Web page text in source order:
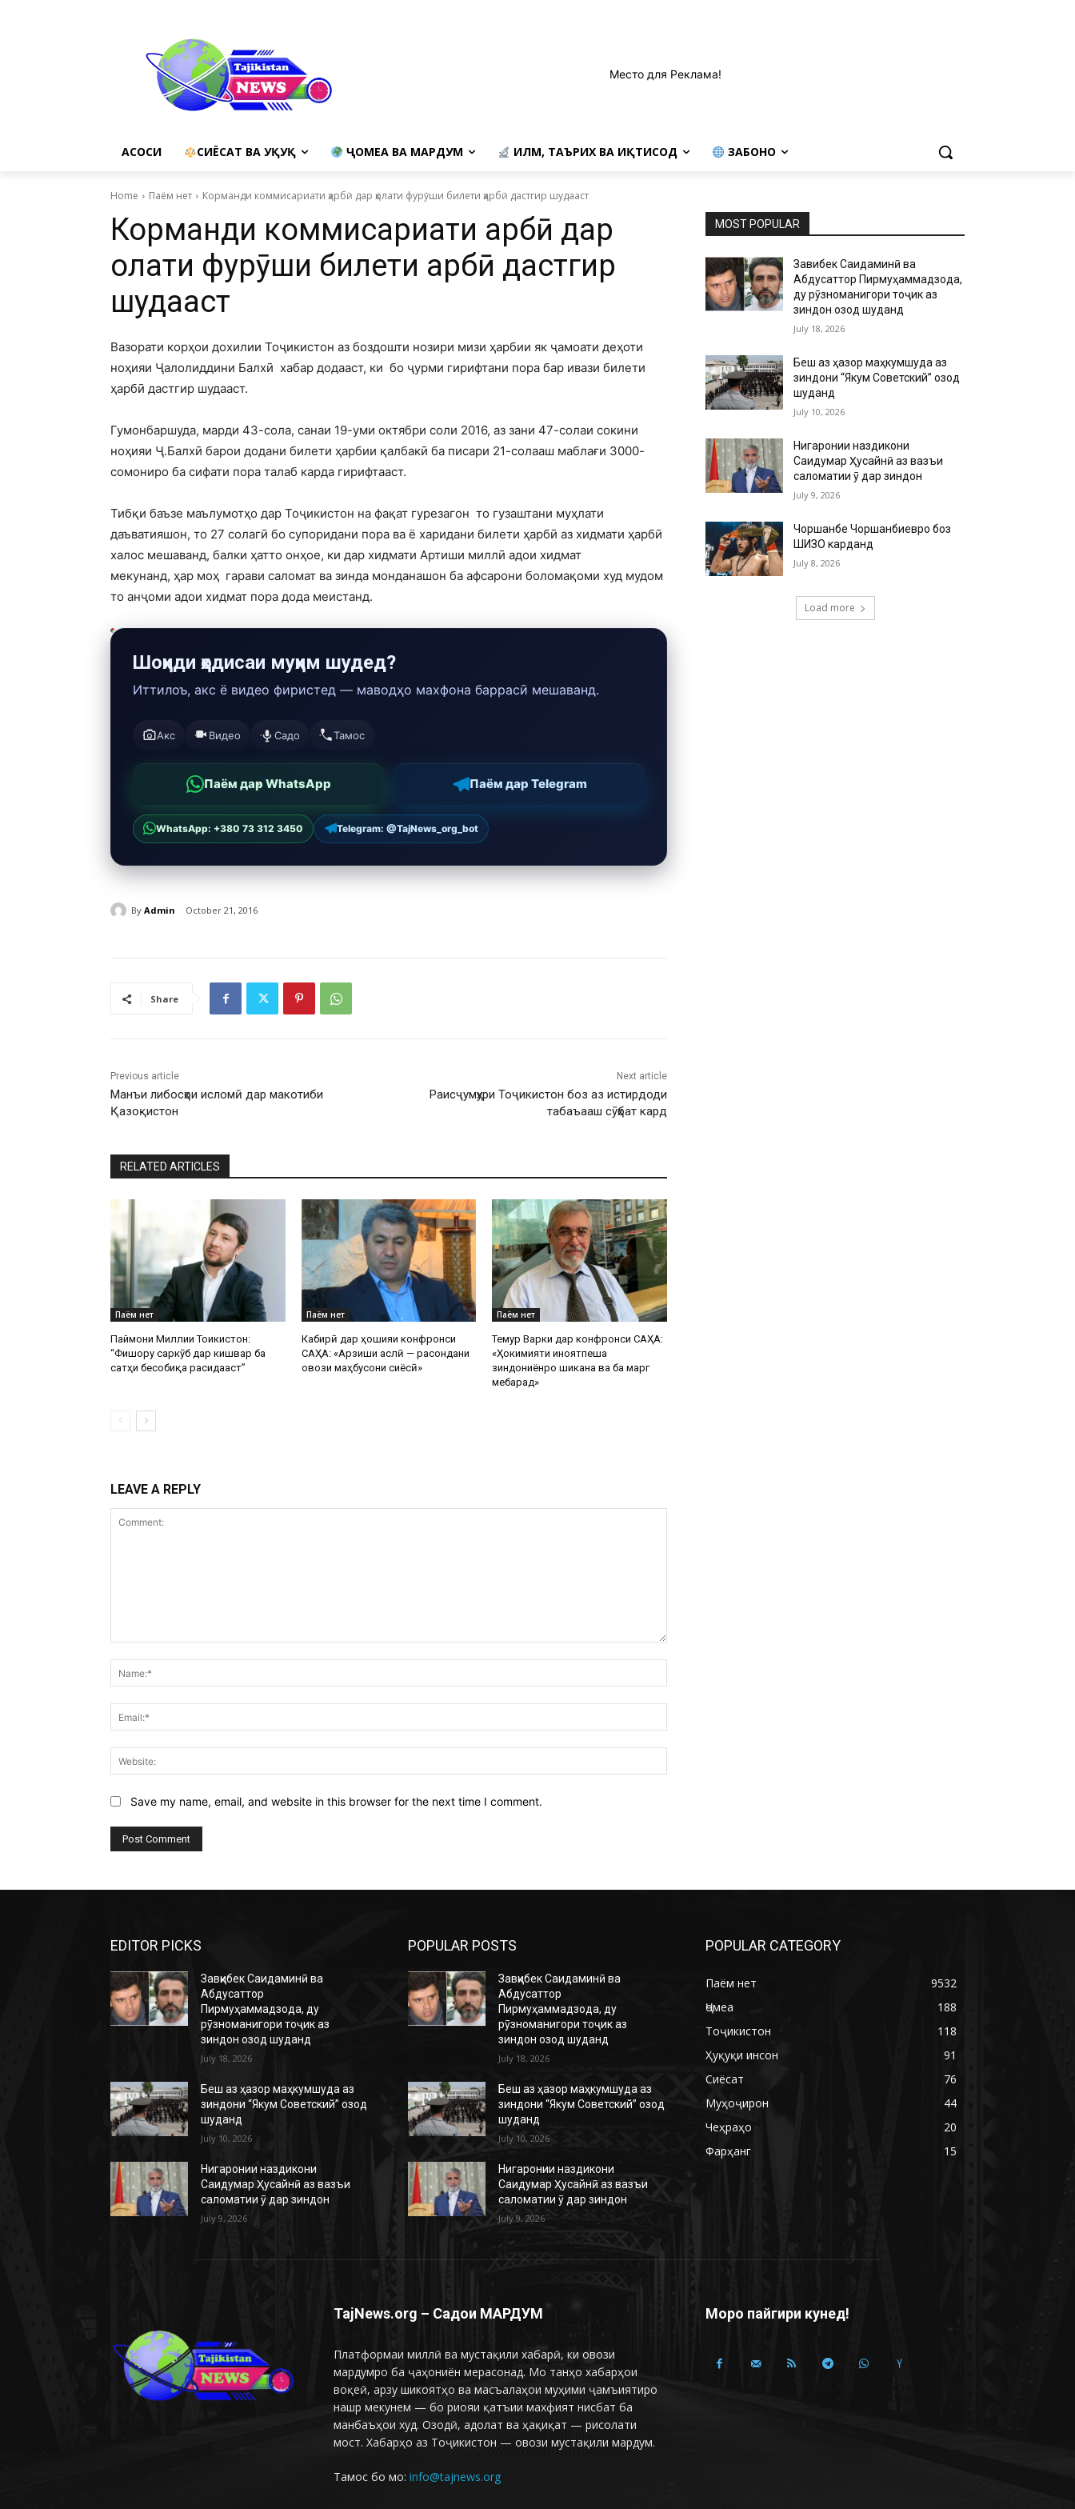
Место для Реклама!
АСОСИ СИЁСАТ ВА ҲУҚУҚ ҶОМЕА ВА МАРДУМ ИЛМ, ТАЪРИХ ВА ИҚТИСОД ЗАБОНҲО
Home Паём нет Корманди коммисариати ҳарбӣ дар ҳолати фурӯши билети ҳарбӣ дастгир шудааст
Корманди коммисариати ҳарбӣ дар
ҳолати фурӯши билети ҳарбӣ дастгир
шудааст
Вазорати корҳои дохилии Тоҷикистон аз боздошти нозири мизи ҳарбии як ҷамоати деҳоти
ноҳияи Ҷалолиддини Балхӣ хабар додааст, ки бо ҷурми гирифтани пора бар ивази билети
ҳарбӣ дастгир шудааст.
Гумонбаршуда, марди 43-сола, санаи 19-уми октябри соли 2016, аз зани 47-солаи сокини
ноҳияи Ҷ.Балхӣ барои додани билети ҳарбии қалбакӣ ба писари 21-солааш маблағи 3000-
сомониро ба сифати пора талаб карда гирифтааст.
Тибқи баъзе маълумотҳо дар Тоҷикистон на фақат гурезагон то гузаштани муҳлати
даъватияшон, то 27 солагӣ бо супоридани пора ва ё харидани билети ҳарбӣ аз хидмати ҳарбӣ
халос мешаванд, балки ҳатто онҳое, ки дар хидмати Артиши миллӣ адои хидмат
мекунанд, ҳар моҳ гарави саломат ва зинда монданашон ба афсарони боломақоми худ мудом
то анҷоми адои хидмат пора дода меистанд.
Шоҳиди ҳодисаи муҳим шудед?
Иттилоъ, акс ё видео фиристед — маводҳо махфона баррасӣ мешаванд.
Акс Видео Садо Тамос
Паём дар WhatsApp Паём дар Telegram
WhatsApp: +380 73 312 3450 Telegram: @TajNews_org_bot
By Admin October 21, 2016
Share
Previous article
Манъи либосҳои исломӣ дар макотиби
Қазоқистон
Next article
Раисҷумҳури Тоҷикистон боз аз истирдоди
табаъааш сӯҳбат кард
RELATED ARTICLES
Паём нет
Паймони Миллии Тоҷикистон:
“Фишору саркӯб дар кишвар ба
сатҳи бесобиқа расидааст”
Паём нет
Кабирӣ дар ҳошияи конфронси
САҲА: «Арзиши аслӣ — расондани
овози маҳбусони сиёсӣ»
Паём нет
Темур Варки дар конфронси САҲА:
«Ҳокимияти ҷиноятпеша
зиндониёнро шиканҷа ва ба марг
мебарад»
LEAVE A REPLY
Save my name, email, and website in this browser for the next time I comment.
MOST POPULAR
Завқибек Саидаминӣ ва
Абдусаттор Пирмуҳаммадзода,
ду рӯзноманигори тоҷик аз
зиндон озод шуданд
July 18, 2026
Беш аз ҳазор маҳкумшуда аз
зиндони “Якум Советский” озод
шуданд
July 10, 2026
Нигаронии наздикони
Саидумар Ҳусайнӣ аз вазъи
саломатии ӯ дар зиндон
July 9, 2026
Чоршанбе Чоршанбиевро боз
ШИЗО карданд
July 8, 2026
Load more
EDITOR PICKS
Завқибек Саидаминӣ ва
Абдусаттор
Пирмуҳаммадзода, ду
рӯзноманигори тоҷик аз
зиндон озод шуданд
July 18, 2026
Беш аз ҳазор маҳкумшуда аз
зиндони “Якум Советский” озод
шуданд
July 10, 2026
Нигаронии наздикони
Саидумар Ҳусайнӣ аз вазъи
саломатии ӯ дар зиндон
July 9, 2026
POPULAR POSTS
Завқибек Саидаминӣ ва
Абдусаттор
Пирмуҳаммадзода, ду
рӯзноманигори тоҷик аз
зиндон озод шуданд
July 18, 2026
Беш аз ҳазор маҳкумшуда аз
зиндони “Якум Советский” озод
шуданд
July 10, 2026
Нигаронии наздикони
Саидумар Ҳусайнӣ аз вазъи
саломатии ӯ дар зиндон
July 9, 2026
POPULAR CATEGORY
Паём нет
9532
Ҷомеа
188
Тоҷикистон
118
Ҳуқуқи инсон
91
Сиёсат
76
Муҳоҷирон
44
Чеҳраҳо
20
Фарҳанг
15
TajNews.org – Садои МАРДУМ
Платформаи миллӣ ва мустақили хабарӣ, ки овози
мардумро ба ҷаҳониён мерасонад. Мо танҳо хабарҳои
воқеӣ, арзу шикоятҳо ва масъалаҳои муҳими ҷамъиятиро
нашр мекунем — бо риояи қатъии махфият нисбат ба
манбаъҳои худ. Озодӣ, адолат ва ҳақиқат — рисолати
мост. Хабарҳо аз Тоҷикистон — овози мустақили мардум.
Тамос бо мо: info@tajnews.org
Моро пайгири кунед!